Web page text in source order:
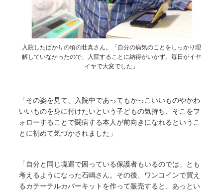
入院したばかりの頃の壮真さん。「自分の病気のことをしっかり理
解していなかったので、入院することに納得がいかず、毎日がイヤ
イヤで大変でした」
「その姿を見て、入院中であってもかっこいいものやかわ
いいものを身に付けたいという子どもの気持ち、そこをフ
ォローすることで闘病する本人が前向きになれるというこ
とに初めて気づかされました」
「自分と同じ境遇で困っている保護者もいるのでは」とも
考えるようになった石嶋さん。その後、ワンコインで買え
るカテーテルカバーキットを作って販売すると、あっとい